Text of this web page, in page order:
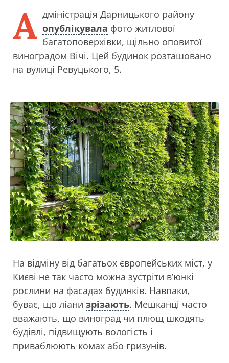
А дміністрація Дарницького району
опублікувала фото житлової
багатоповерхівки, щільно оповитої
виноградом Вічі. Цей будинок розташовано
на вулиці Ревуцького, 5.
На відміну від багатьох європейських міст, у
Києві не так часто можна зустріти в’юнкі
рослини на фасадах будинків. Навпаки,
буває, що ліани зрізають. Мешканці часто
вважають, що виноград чи плющ шкодять
будівлі, підвищують вологість і
приваблюють комах або гризунів.